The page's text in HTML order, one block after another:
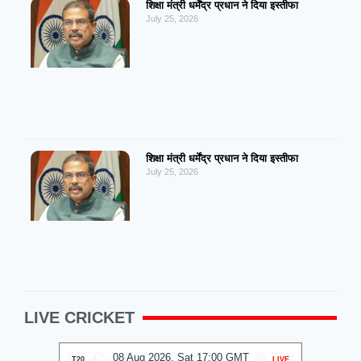
शिक्षा मंत्री धर्मेंद्र प्रधान ने दिया इस्तीफा
July 25, 2026
शिक्षा मंत्री धर्मेंद्र प्रधान ने दिया इस्तीफा
July 25, 2026
LIVE CRICKET
08 Aug 2026, Sat 14:00 GMT